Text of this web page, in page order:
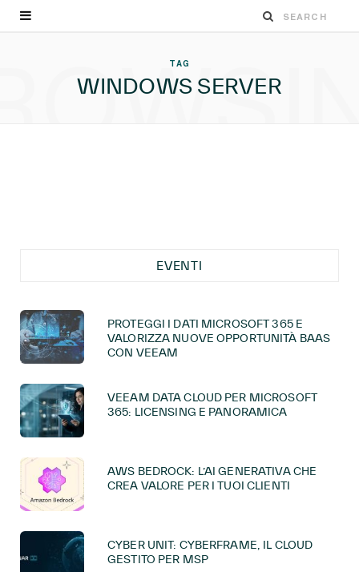
TAG
WINDOWS SERVER
EVENTI
PROTEGGI I DATI MICROSOFT 365 E
VALORIZZA NUOVE OPPORTUNITÀ BAAS
CON VEEAM
VEEAM DATA CLOUD PER MICROSOFT
365: LICENSING E PANORAMICA
AWS BEDROCK: L’AI GENERATIVA CHE
CREA VALORE PER I TUOI CLIENTI
CYBER UNIT: CYBERFRAME, IL CLOUD
GESTITO PER MSP